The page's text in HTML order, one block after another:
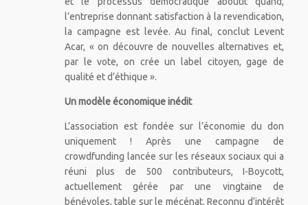
l’entreprise donnant satisfaction à la revendication,
la campagne est levée. Au final, conclut Levent
Acar, « on découvre de nouvelles alternatives et,
par le vote, on crée un label citoyen, gage de
qualité et d’éthique ».
Un modèle économique inédit
L’association est fondée sur l’économie du don
uniquement ! Après une campagne de
crowdfunding lancée sur les réseaux sociaux qui a
réuni plus de 500 contributeurs, I-Boycott,
actuellement gérée par une vingtaine de
bénévoles, table sur le mécénat. Reconnu d’intérêt